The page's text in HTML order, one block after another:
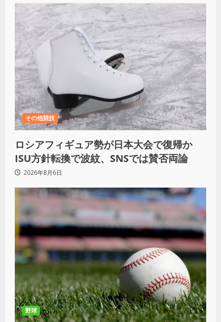
その他競技
ロシアフィギュア勢が日本大会で復帰か
ISU方針転換で波紋、SNSでは賛否両論
2026年8月6日
野球